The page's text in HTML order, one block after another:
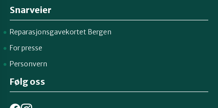
Snarveier
Reparasjonsgavekortet Bergen
For presse
Personvern
Følg oss